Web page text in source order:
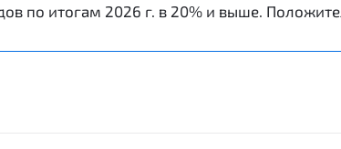
по итогам 2026 г. в 20% и выше.